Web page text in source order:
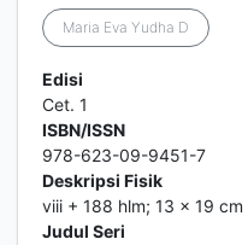
Maria Eva Yudha D
Edisi
Cet. 1
ISBN/ISSN
978-623-09-9451-7
Deskripsi Fisik
viii + 188 hlm; 13 x 19 cm
Judul Seri